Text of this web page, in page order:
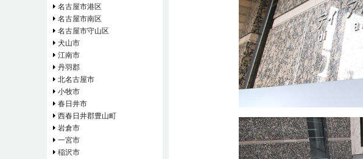
名古屋市港区
名古屋市南区
名古屋市守山区
犬山市
江南市
丹羽郡
北名古屋市
小牧市
春日井市
西春日井郡豊山町
岩倉市
一宮市
稲沢市